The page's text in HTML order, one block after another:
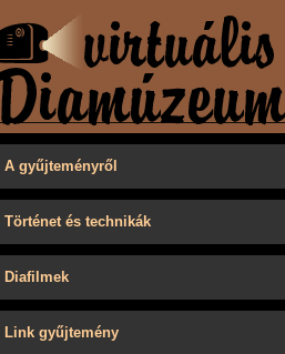
A gyűjteményről
Történet és technikák
Diafilmek
Link gyűjtemény